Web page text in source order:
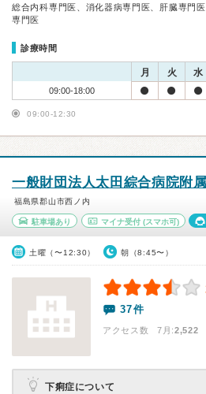
総合内科専門医、消化器病専門医、肝臓専門
専門医
診療時間
月 火 水
09:00-18:00
09:00-12:30
一般財団法人太田綜合病院附属
福島県郡山市西ノ内
駐車場あり マイナ受付(スマホ可)
土曜（〜12:30） 朝（8:45〜）
37件
アクセス数 7月:2,522
下痢症について